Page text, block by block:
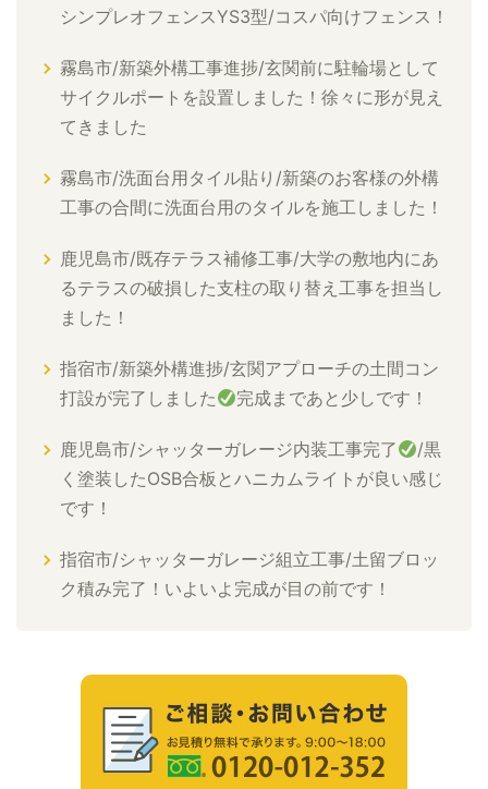
シンプレオフェンスYS3型/コスパ向けフェンス！
霧島市/新築外構工事進捗/玄関前に駐輪場として
サイクルポートを設置しました！徐々に形が見え
てきました
霧島市/洗面台用タイル貼り/新築のお客様の外構
工事の合間に洗面台用のタイルを施工しました！
鹿児島市/既存テラス補修工事/大学の敷地内にあ
るテラスの破損した支柱の取り替え工事を担当し
ました！
指宿市/新築外構進捗/玄関アプローチの土間コン
打設が完了しました
完成まであと少しです！
鹿児島市/シャッターガレージ内装工事完了
/黒
く塗装したOSB合板とハニカムライトが良い感じ
です！
指宿市/シャッターガレージ組立工事/土留ブロッ
ク積み完了！いよいよ完成が目の前です！